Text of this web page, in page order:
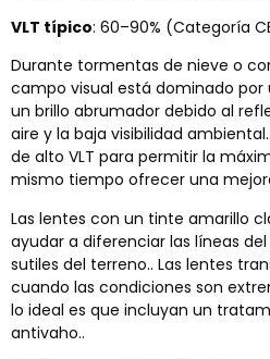
VLT típico: 60–90% (Categoría
Durante tormentas de nieve o
campo visual está dominado
un brillo abrumador debido al
aire y la baja visibilidad
de alto VLT para permitir la
mismo tiempo ofrecer una
Las lentes con un tinte amarillo
ayudar a diferenciar las líneas
sutiles del terreno.. Las lentes
cuando las condiciones son
lo ideal es que incluyan un
antivaho..